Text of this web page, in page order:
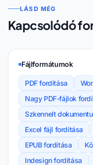
LÁSD MÉG
Kapcsolódó
Fájlformátumok
PDF fordítása
Nagy PDF-fájlok
Szkennelt
Excel fájl fordítása
EPUB fordítása
Indesign fordítása